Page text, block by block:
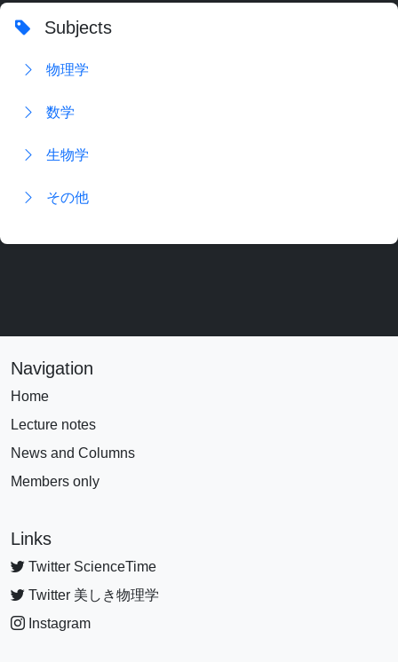
Subjects
物理学
数学
生物学
その他
Navigation
Home
Lecture notes
News and Columns
Members only
Links
Twitter ScienceTime
Twitter 美しき物理学
Instagram